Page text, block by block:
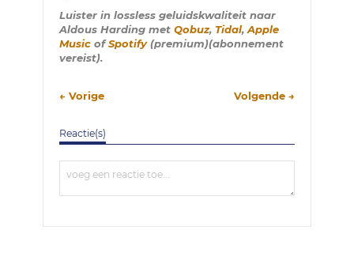
Luister in lossless geluidskwaliteit naar
Aldous Harding met Qobuz, Tidal,Apple
Music ofSpotify(premium)(abonnement
vereist).
← Vorige Volgende →
Reactie(s)